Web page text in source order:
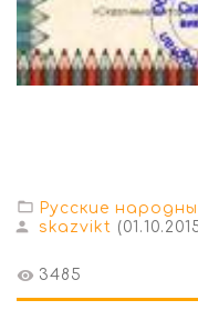
Русские
skazvikt
3485